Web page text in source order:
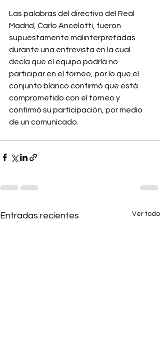
Las palabras del directivo del Real
Madrid, Carlo Ancelotti, fueron
supuestamente malinterpretadas
durante una entrevista en la cual
decía que el equipo podría no
participar en el torneo, por lo que el
conjunto blanco confirmó que está
comprometido con el torneo y
confirmó su participación, por medio
de un comunicado.
Entradas recientes Ver todo